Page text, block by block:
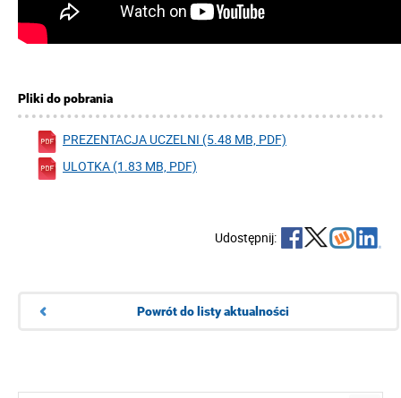
Pliki do pobrania
PREZENTACJA UCZELNI (5.48 MB, PDF)
ULOTKA (1.83 MB, PDF)
Udostępnij:
Powrót do listy aktualności